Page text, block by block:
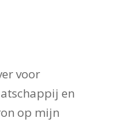
voor
en
op mijn